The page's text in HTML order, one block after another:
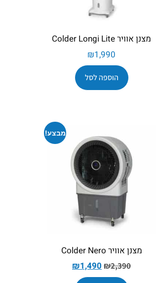
מצנן אוויר Colder Longi Lite
₪1,990
הוספה לסל
מבצע!
מצנן אוויר Colder Nero
₪2,390
₪1,490